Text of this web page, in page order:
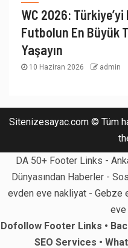
WC 2026:
Futbolun En Büyük
Yaşayın
10 Haziran 2026 admin
Sitenizesayac.com © Tüm
DA 50+ Footer Links -
Dünyasından Haberler -
evden eve nakliyat - Gebze
eve
Dofollow Footer Links •
SEO Services •